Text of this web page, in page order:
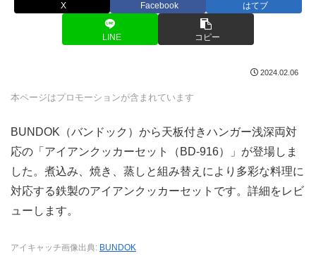
X Facebook はてブ
LINE コピー
2024.02.06
本ページはプロモーションが含まれています
BUNDOK（バンドック）から天板付きハンガー浅深両対
応の「アイアンクッカーセット（BD-916）」が登場しま
した。煮込み、焼き、蒸しと組み替えにより多彩な料理に
対応する鉄製のアイアンクッカーセットです。詳細をレビ
ューします。
アイキャッチ画像出典: BUNDOK